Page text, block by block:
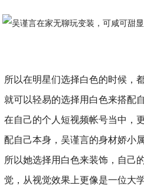
所以在明星们选择白色的时候，
就可以轻易的选择用白色来搭配
在自己的个人短视频帐号当中，
配自己本身，吴谨言的身材娇小
所以她选择用白色来装饰，自己
觉，从视觉效果上更像是一位大